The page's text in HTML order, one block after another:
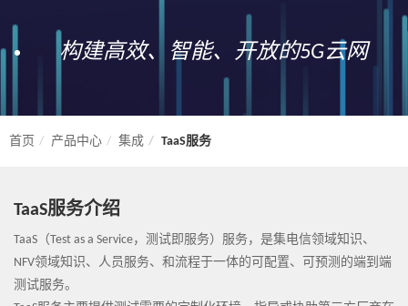
构建高效、智能、开放的5G云网
首页 产品中心 集成 TaaS服务
TaaS服务介绍
TaaS（Test as a Service，测试即服务）服务，是集电信领域知识、
NFV领域知识、人员服务、和流程于一体的可配置、可预测的端到端
测试服务。